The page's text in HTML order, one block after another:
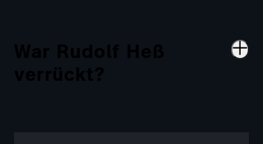
War Rudolf Heß
verrückt?